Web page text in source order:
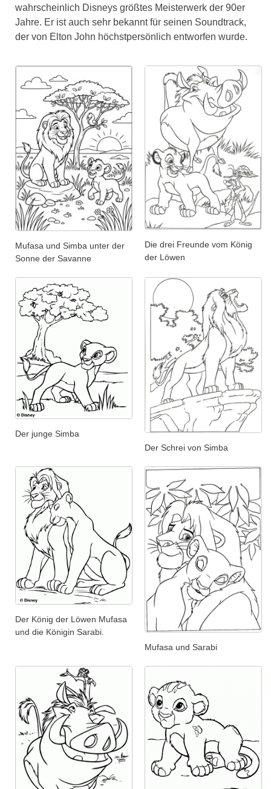
wahrscheinlich Disneys größtes Meisterwerk der 90er
Jahre. Er ist auch sehr bekannt für seinen Soundtrack,
der von Elton John höchstpersönlich entworfen wurde.
Mufasa und Simba unter der
Sonne der Savanne
Die drei Freunde vom König
der Löwen
Der junge Simba
Der Schrei von Simba
Der König der Löwen Mufasa
und die Königin Sarabi.
Mufasa und Sarabi